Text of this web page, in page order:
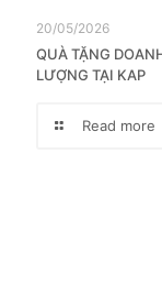
20/05/2026
QUÀ TẶNG
LƯỢNG TẠI KAP
Read more